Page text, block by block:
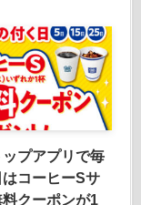
ップアプリで毎
コーヒーSサ
クーポンが1